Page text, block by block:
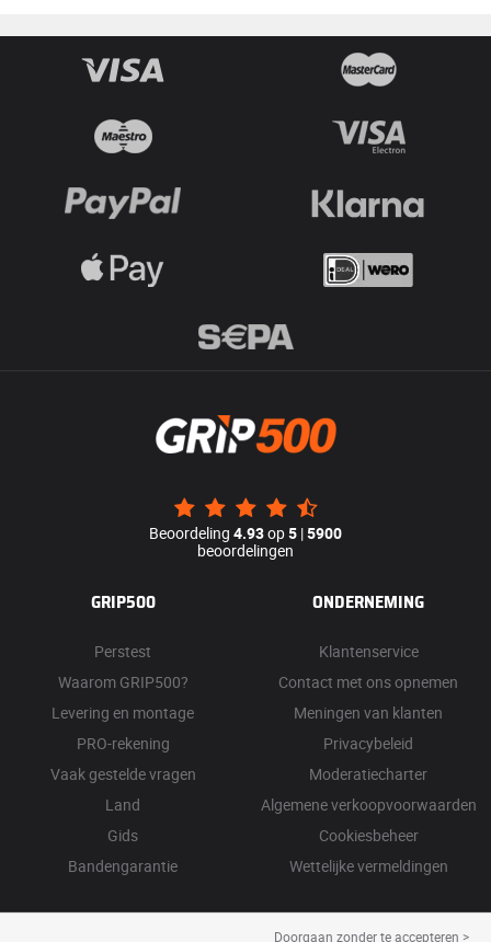
Beoordeling 4.93op5 |5900
beoordelingen
GRIP500
Perstest
Waarom GRIP500?
Levering en montage
PRO-rekening
Vaak gestelde vragen
Land
Gids
Bandengarantie
ONDERNEMING
Klantenservice
Contact met ons opnemen
Meningen van klanten
Privacybeleid
Moderatiecharter
Algemene verkoopvoorwaarden
Cookiesbeheer
Wettelijke vermeldingen
Doorgaan zonder te accepteren >